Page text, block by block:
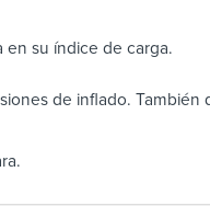
en su índice de carga.
de inflado. También